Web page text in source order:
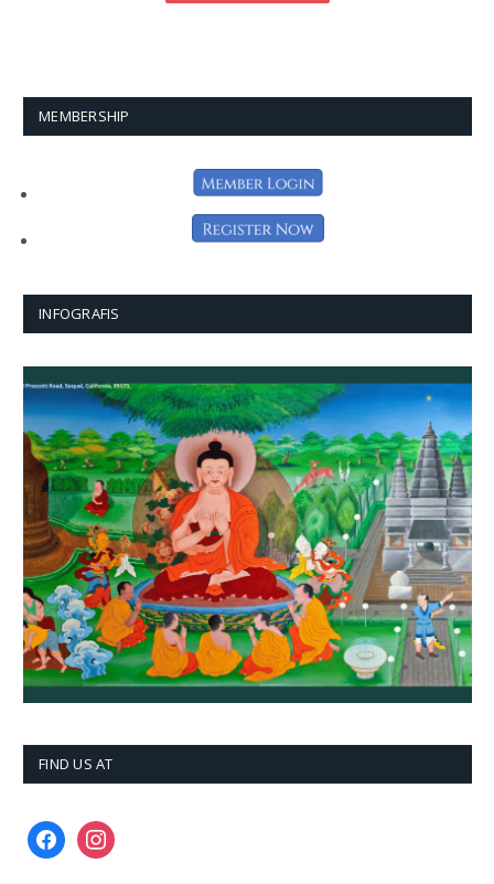
MEMBERSHIP
INFOGRAFIS
FIND US AT
facebookinstagram